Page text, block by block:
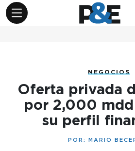
NEGOCIOS
Oferta privada
por 2,000
su perfil
POR: MARIO